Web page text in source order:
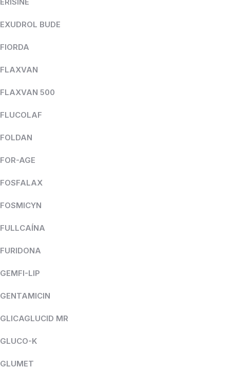
EXUDROL BUDE
FIORDA
FLAXVAN
FLAXVAN 500
FLUCOLAF
FOLDAN
FOR-AGE
FOSFALAX
FOSMICYN
FULLCAÍNA
FURIDONA
GEMFI-LIP
GENTAMICIN
GLICAGLUCID MR
GLUCO-K
GLUMET